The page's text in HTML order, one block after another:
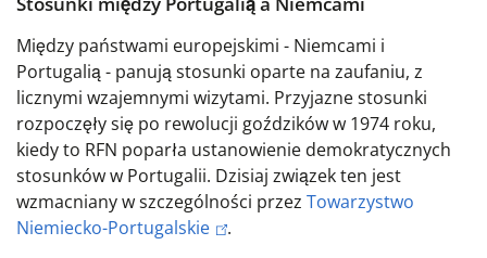
Między państwami europejskimi - Niemcami i
Portugalią - panują stosunki oparte na zaufaniu, z
licznymi wzajemnymi wizytami. Przyjazne stosunki
rozpoczęły się po rewolucji goździków w 1974 roku,
kiedy to RFN poparła ustanowienie demokratycznych
stosunków w Portugalii. Dzisiaj związek ten jest
wzmacniany w szczególności przez Towarzystwo
Niemiecko-Portugalskie
.